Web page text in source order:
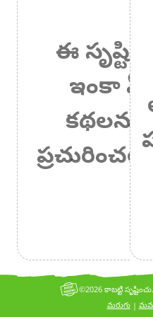
ఈ సృష్టికర్త
ఇంకా ఏ
కథలనూ
మరుగు|
©2026 కాబట్టి